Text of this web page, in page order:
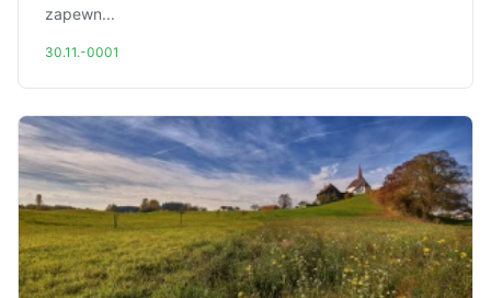
zapewn...
30.11.-0001